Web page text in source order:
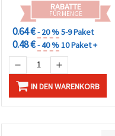
RABATTE
FÜR MENGE
0.64 €- 20 %5-9 Paket
0.48 €- 40 %10 Paket +
IN DEN WARENKORB